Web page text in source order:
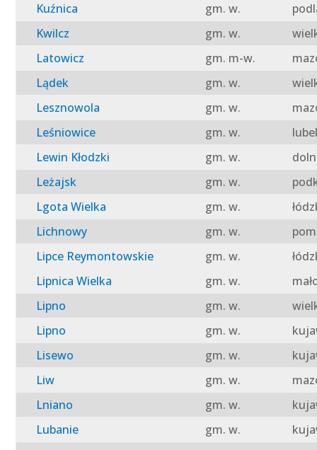
Kuźnica
gm. w.
Kwilcz
gm. w.
Latowicz
gm. m-w.
Lądek
gm. w.
Lesznowola
gm. w.
Leśniowice
gm. w.
Lewin Kłodzki
gm. w.
Leżajsk
gm. w.
Lgota Wielka
gm. w.
Lichnowy
gm. w.
Lipce Reymontowskie
gm. w.
Lipnica Wielka
gm. w.
Lipno
gm. w.
Lipno
gm. w.
Lisewo
gm. w.
Liw
gm. w.
Lniano
gm. w.
Lubanie
gm. w.